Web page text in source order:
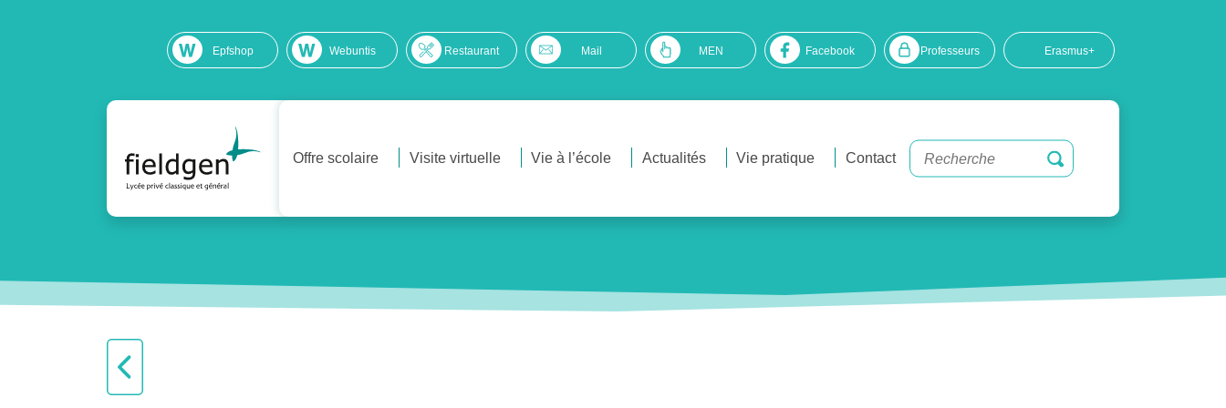
Epfshop Webuntis Restaurant Mail MEN Facebook Professeurs Erasmus+
Offre scolaire Visite virtuelle Vie à l’école Actualités Vie pratique Contact